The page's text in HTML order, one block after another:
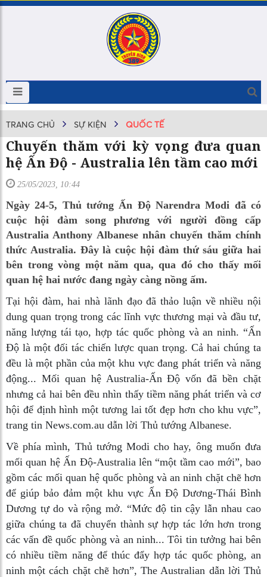
TRANG CHỦ SỰ KIỆN QUỐC TẾ
Chuyến thăm với kỳ vọng đưa quan
hệ Ấn Độ - Australia lên tầm cao mới
25/05/2023, 10:44
Ngày 24-5, Thủ tướng Ấn Độ Narendra Modi đã có
cuộc hội đàm song phương với người đồng cấp
Australia Anthony Albanese nhân chuyến thăm chính
thức Australia. Đây là cuộc hội đàm thứ sáu giữa hai
bên trong vòng một năm qua, qua đó cho thấy mối
quan hệ hai nước đang ngày càng nồng ấm.
Tại hội đàm, hai nhà lãnh đạo đã thảo luận về nhiều nội
dung quan trọng trong các lĩnh vực thương mại và đầu tư,
năng lượng tái tạo, hợp tác quốc phòng và an ninh. “Ấn
Độ là một đối tác chiến lược quan trọng. Cả hai chúng ta
đều là một phần của một khu vực đang phát triển và năng
động... Mối quan hệ Australia-Ấn Độ vốn đã bền chặt
nhưng cả hai bên đều nhìn thấy tiềm năng phát triển và cơ
hội để định hình một tương lai tốt đẹp hơn cho khu vực”,
trang tin News.com.au dẫn lời Thủ tướng Albanese.
Về phía mình, Thủ tướng Modi cho hay, ông muốn đưa
mối quan hệ Ấn Độ-Australia lên “một tầm cao mới”, bao
gồm các mối quan hệ quốc phòng và an ninh chặt chẽ hơn
để giúp bảo đảm một khu vực Ấn Độ Dương-Thái Bình
Dương tự do và rộng mở. “Mức độ tin cậy lẫn nhau cao
giữa chúng ta đã chuyển thành sự hợp tác lớn hơn trong
các vấn đề quốc phòng và an ninh... Tôi tin tưởng hai bên
có nhiều tiềm năng để thúc đẩy hợp tác quốc phòng, an
ninh một cách chặt chẽ hơn”, The Australian dẫn lời Thủ